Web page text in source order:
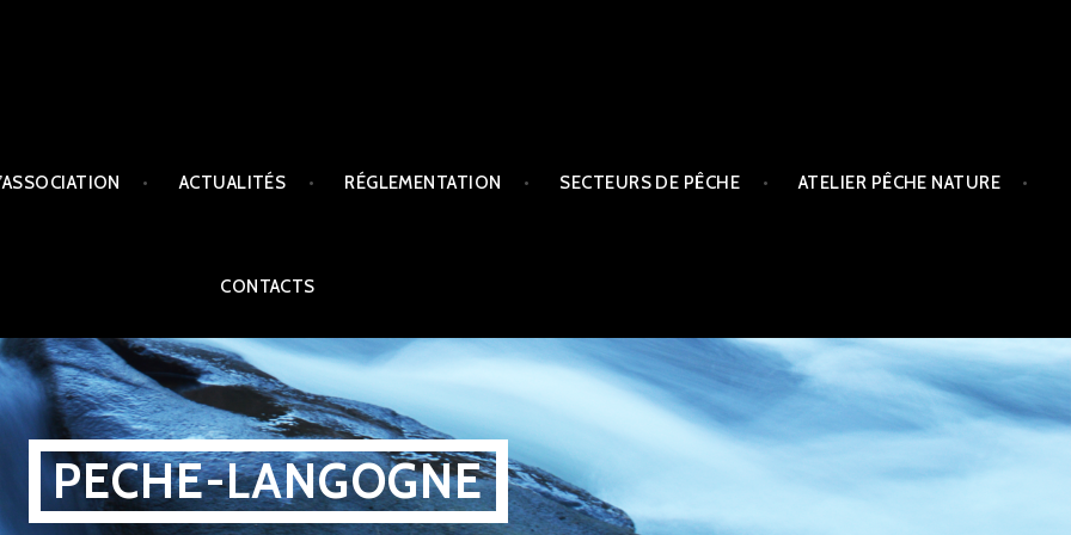
ACTUALITÉS RÉGLEMENTATION SECTEURS DE PÊCHE ATELIER PÊCHE NATURE
CONTACTS
PECHE-LANGOGNE